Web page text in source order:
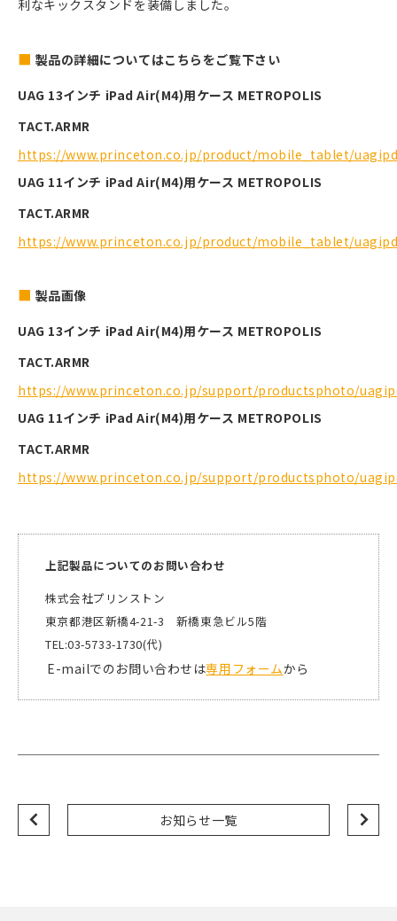
利なキックスタンドを装備しました。
製品の詳細についてはこちらをご覧下さい
UAG 13インチ iPad Air(M4)用ケース METROPOLIS
TACT.ARMR
https://www.princeton.co.jp/product/mobile_tablet/
UAG 11インチ iPad Air(M4)用ケース METROPOLIS
TACT.ARMR
https://www.princeton.co.jp/product/mobile_tablet/
製品画像
UAG 13インチ iPad Air(M4)用ケース METROPOLIS
TACT.ARMR
https://www.princeton.co.jp/support/productsphoto/
UAG 11インチ iPad Air(M4)用ケース METROPOLIS
TACT.ARMR
https://www.princeton.co.jp/support/productsphoto/
上記製品についてのお問い合わせ
株式会社プリンストン
東京都港区新橋4-21-3 新橋東急ビル5階
TEL:03-5733-1730(代)
E-mailでのお問い合わせは専用フォームから
お知らせ一覧